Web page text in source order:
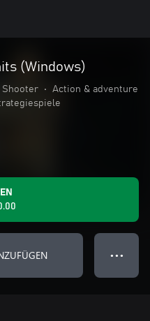
(Windows)
Shooter •
Action & adventure
● ● ●